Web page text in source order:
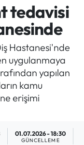
tedavisi
Hastanesi'nde
uygulanmaya
yapılan
kamu
erişimi
01.07.2026 - 18:30
GÜNCELLEME